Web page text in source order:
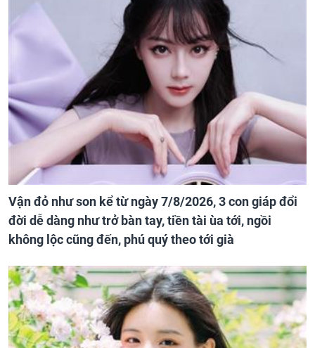
Vận đỏ như son kể từ ngày 7/8/2026, 3 con giáp đổi
đời dễ dàng như trở bàn tay, tiền tài ùa tới, ngồi
không lộc cũng đến, phú quý theo tới già